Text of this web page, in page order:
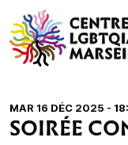
MAR 16 DÉC 2025 -
SOIRÉE